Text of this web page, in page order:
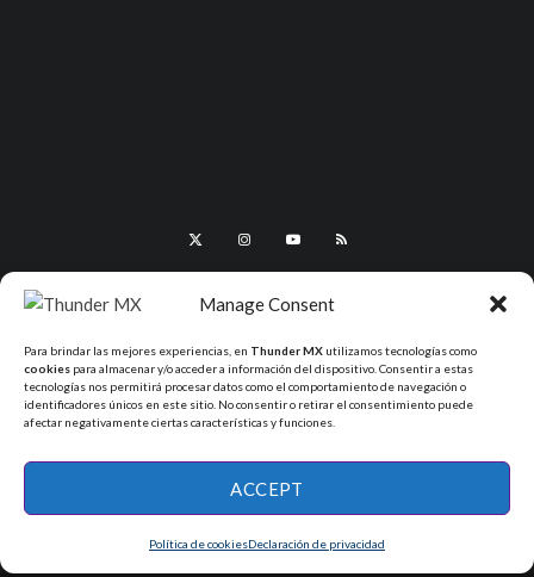
Manage Consent
Para brindar las mejores experiencias, en Thunder MX utilizamos tecnologías como
cookies para almacenar y/o acceder a información del dispositivo. Consentir a estas
tecnologías nos permitirá procesar datos como el comportamiento de navegación o
identificadores únicos en este sitio. No consentir o retirar el consentimiento puede
afectar negativamente ciertas características y funciones.
ACCEPT
Política de cookiesDeclaración de privacidad